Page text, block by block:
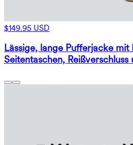
$149.95 USD
Lässige, lange Pufferjacke mit
Seitentaschen,